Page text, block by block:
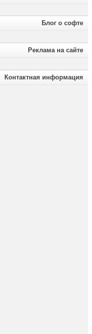
Блог о софте
Реклама на сайте
Контактная информация